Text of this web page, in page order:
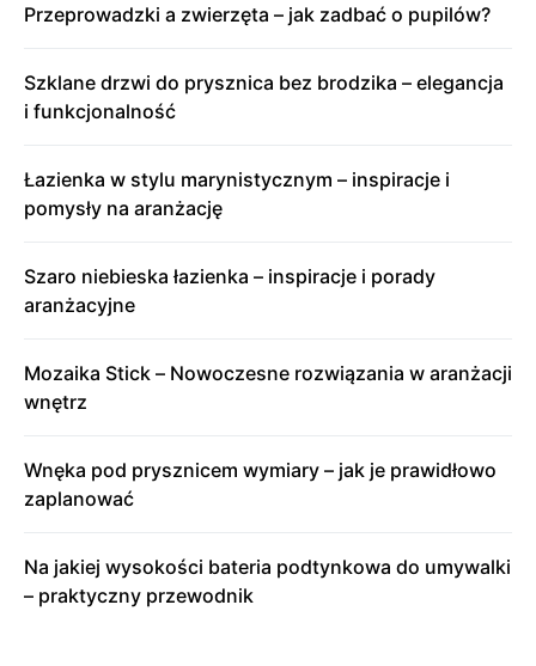
Przeprowadzki a zwierzęta – jak zadbać o pupilów?
Szklane drzwi do prysznica bez brodzika – elegancja
i funkcjonalność
Łazienka w stylu marynistycznym – inspiracje i
pomysły na aranżację
Szaro niebieska łazienka – inspiracje i porady
aranżacyjne
Mozaika Stick – Nowoczesne rozwiązania w aranżacji
wnętrz
Wnęka pod prysznicem wymiary – jak je prawidłowo
zaplanować
Na jakiej wysokości bateria podtynkowa do umywalki
– praktyczny przewodnik